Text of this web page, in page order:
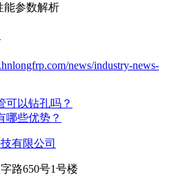
能参数解析
news/industry-news-
可以钻孔吗？
哪些优势？
路650号1号楼